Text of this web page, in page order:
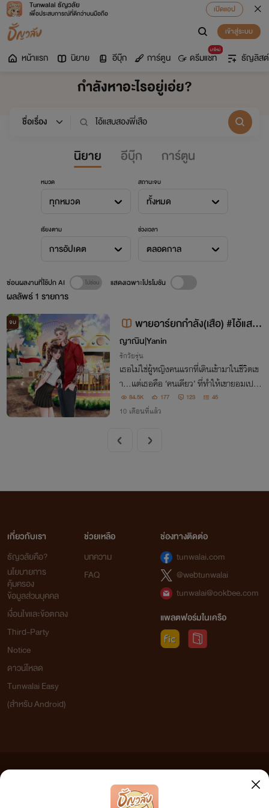
Tunwalai ธัญวลัย
เพื่อประสบการณ์ที่ดีกว่าบนมือถือ
เปิดแอป
เข้าสู่ระบบ
หน้าแรก นิยาย อีบุ๊ก การ์ตูน
มาใหม่
ดรีมแชท ธัญลิสต์
กำลังหาอะไรอยู่เอ่ย?
นิยาย อีบุ๊ก การ์ตูน
หมวด
ทุกหมวด
สถานะจบ
ทั้งหมด
เรียงตาม
การอัปเดต
ช่วงเวลา
ตลอดกาล
ผลลัพธ์1 รายการ
ซ่อนผลงานที่ใช้ปก AI แสดงเฉพาะโปรโมชัน
จบ
พายอาร์ยกกำลัง(เสือ) #ไอ้แสบ
ของพี่เสือ
ญาณิน|Yanin
รักวัยรุ่น
เธอไม่ใช่ผู้หญิงคนแรกที่เดินเข้ามาในชีวิตเข
า...แต่เธอคือ ‘คนเดียว’ ที่ทำให้เขายอมเปลี่
ยนตัวเองจากเสือ...กลายเป็นแมว... “ตั้งแต่
เจอเธอ... ชีวิตผมก็ไม่ต้องการอะไร ไอ้แส
84.5K 177 123 45
10 เดือนที่แล้ว
เกี่ยวกับเรา
ธัญวลัยคือ?
นโยบายการ
คุ้มครอง
ข้อมูลส่วนบุคคล
เงื่อนไขและข้อตกลง
Third-Party
Notice
ดาวน์โหลด
Tunwalai Easy
(สำหรับ Android)
ช่วยเหลือ
บทความ
FAQ
ช่องทางติดต่อ
tunwalai.com
@webtunwalai
tunwalai@ookbee.com
แพลตฟอร์มในเครือ
เว็บไซต์แห่งนี้ไม่ได้เห็นด้วยและไม่ขอรับผิดชอบต่อข้อความใดๆ ทั้งสิ้น ดังนั้นผู้อ่านทุกท่านโปรดใช้
วิจารณญาณในการกลั่นกรองด้วยตนเอง และหากท่านพบข้อความใดๆ ที่ขัดต่อกฎหมายและศีลธรรม